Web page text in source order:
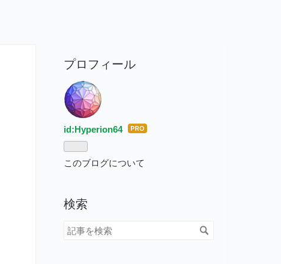
プロフィール
id:Hyperion64 はて
ログ
このブログについて
検索